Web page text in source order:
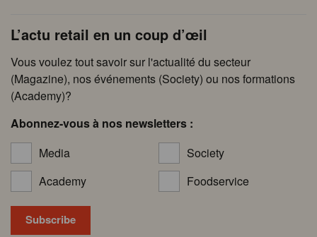
L’actu retail en un coup d’œil
Vous voulez tout savoir sur l'actualité du secteur
(Magazine), nos événements (Society) ou nos formations
(Academy)?
Abonnez-vous à nos newsletters :
Media
Society
Academy
Foodservice